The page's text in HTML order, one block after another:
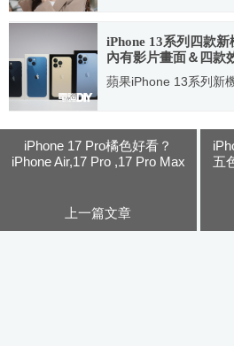
2023.09.28
iPhone 13系列四款新
內有影片畫面＆四款
蘋果iPhone 13系列新
iPhone 17 Pro橘色好看？
iPhone Air,17 Pro ,17 Pro Max
上一篇文章
五